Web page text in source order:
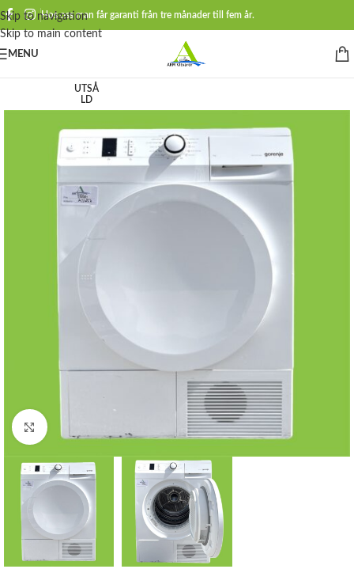
Skip to navigation
Skip to main content
Hos oss man får garanti från tre månader till fem år.
MENU
UTSÅ
LD
Click to enlarge